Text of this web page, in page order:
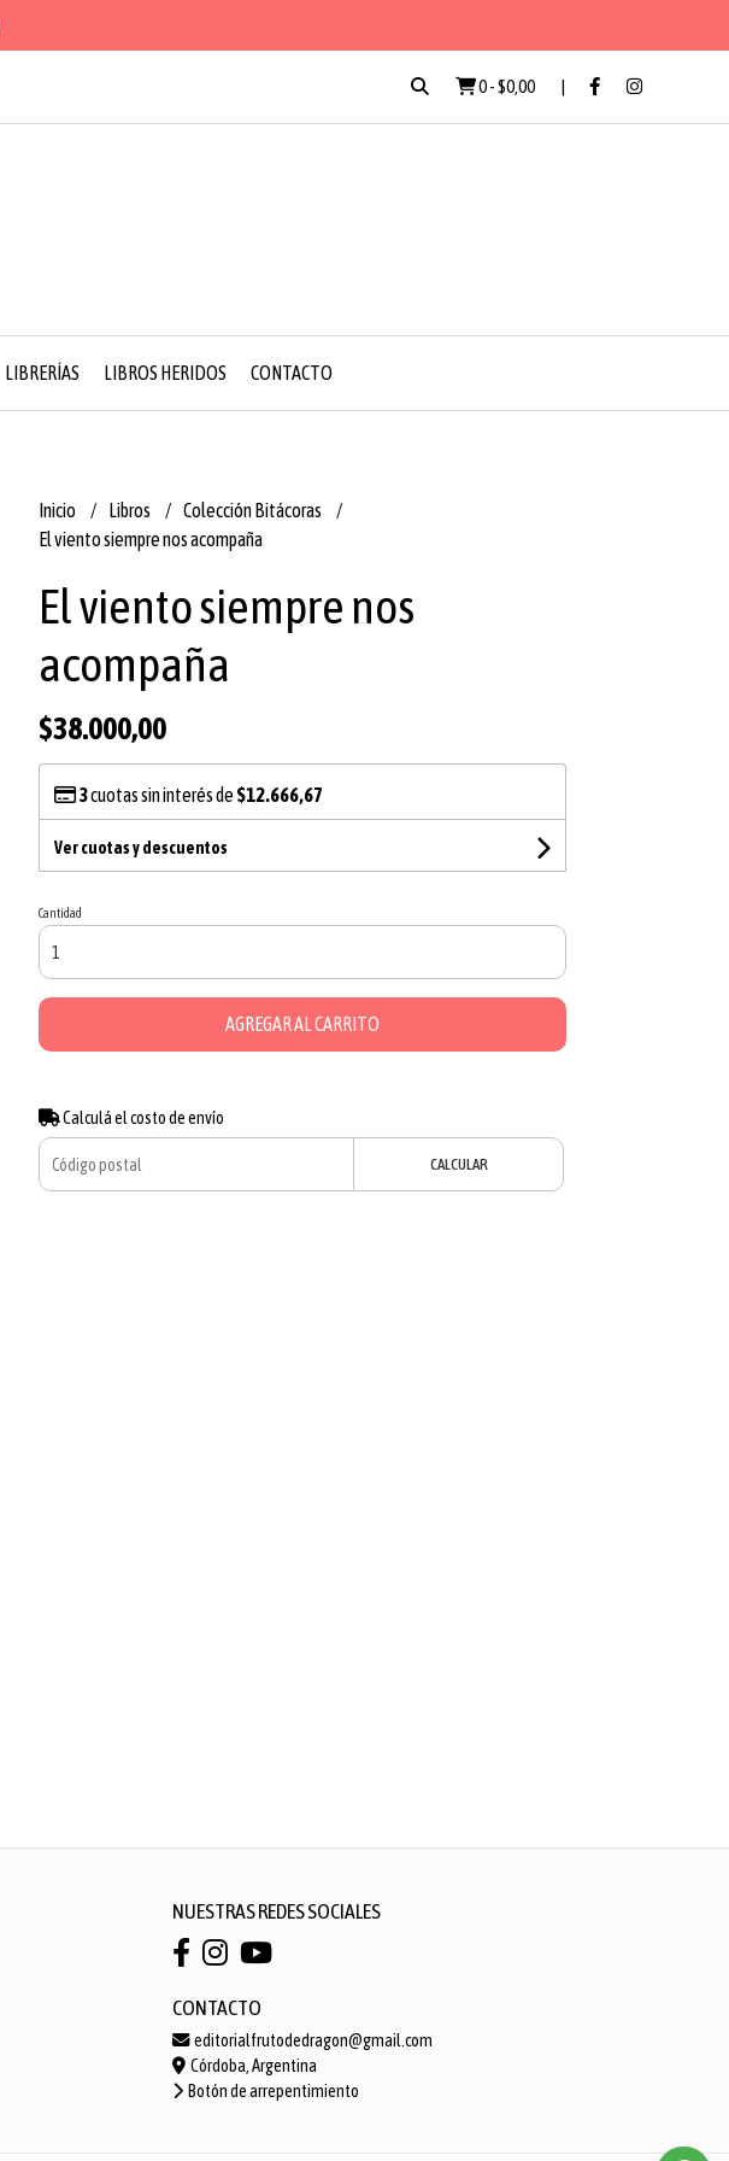
0-$0,00
LIBRERÍAS LIBROS HERIDOS CONTACTO
Inicio Libros
Colección Bitácoras
El viento siempre nos acompaña
El viento siempre nos
acompaña
$38.000,00
3cuotas sin interés de $12.666,67
Ver cuotas y descuentos
Cantidad
AGREGAR AL CARRITO
Calculá el costo de envío
CALCULAR
NUESTRAS REDES SOCIALES
CONTACTO
editorialfrutodedragon@gmail.com
Córdoba, Argentina
Botón de arrepentimiento